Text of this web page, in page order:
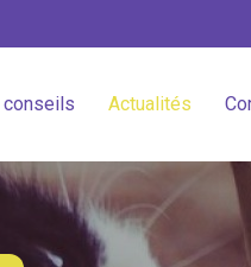
conseils Actualités